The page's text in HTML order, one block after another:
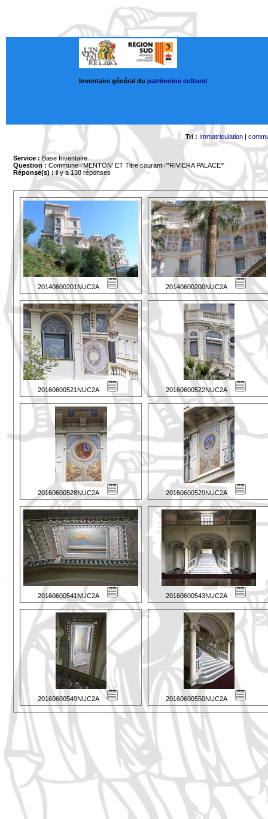
Inventaire général du patrimoine culturel
Tri : Immatriculation|
Service : Base Inventaire
Question : Commune='MENTON' ET Titre courant='*RIVIERA PALACE*'
Réponse(s) :il y a 138 réponses
20140600201NUC2A 20140600200NUC2A
20160600521NUC2A 20160600522NUC2A
20160600528NUC2A 20160600529NUC2A
20160600541NUC2A 20160600543NUC2A
20160600549NUC2A 20160600550NUC2A